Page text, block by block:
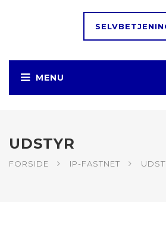
UDSTYR
FORSIDE IP-FASTNET